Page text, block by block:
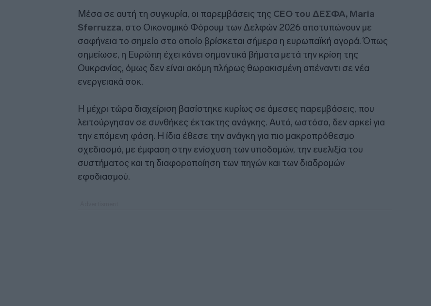
Μέσα σε αυτή τη συγκυρία, οι παρεμβάσεις της CEO του ΔΕΣΦΑ, Maria
Sferruzza, στο Οικονομικό Φόρουμ των Δελφών 2026 αποτυπώνουν με
σαφήνεια το σημείο στο οποίο βρίσκεται σήμερα η ευρωπαϊκή αγορά. Όπως
σημείωσε, η Ευρώπη έχει κάνει σημαντικά βήματα μετά την κρίση της
Ουκρανίας, όμως δεν είναι ακόμη πλήρως θωρακισμένη απέναντι σε νέα
ενεργειακά σοκ.
Η μέχρι τώρα διαχείριση βασίστηκε κυρίως σε άμεσες παρεμβάσεις, που
λειτούργησαν σε συνθήκες έκτακτης ανάγκης. Αυτό, ωστόσο, δεν αρκεί για
την επόμενη φάση. Η ίδια έθεσε την ανάγκη για πιο μακροπρόθεσμο
σχεδιασμό, με έμφαση στην ενίσχυση των υποδομών, την ευελιξία του
συστήματος και τη διαφοροποίηση των πηγών και των διαδρομών
εφοδιασμού.